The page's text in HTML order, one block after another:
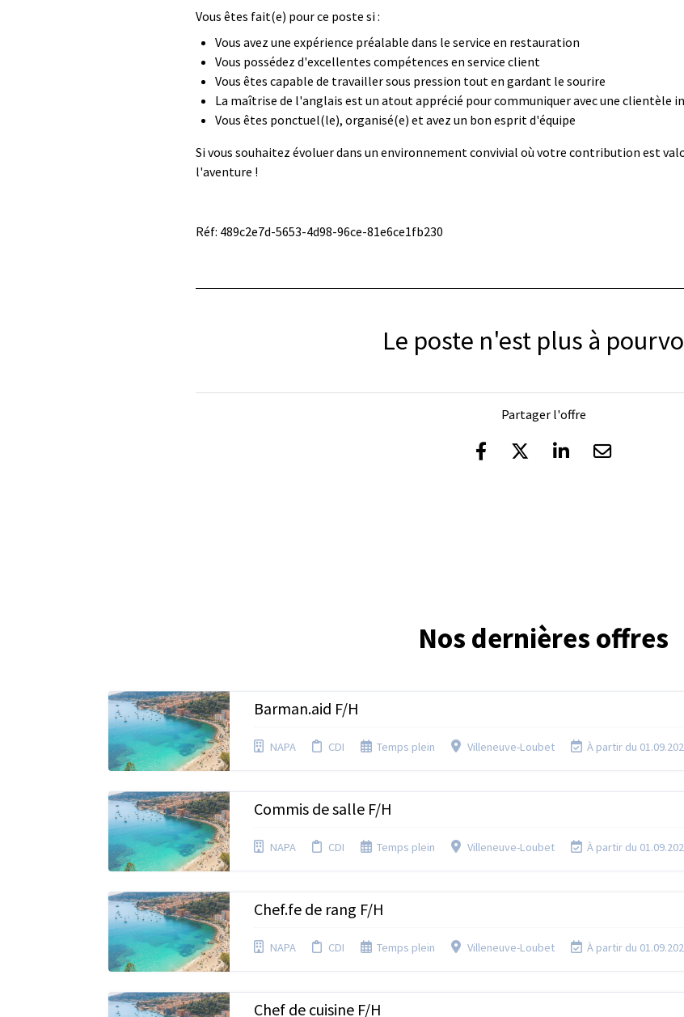
Vous êtes fait(e) pour ce poste si :
Vous avez une expérience préalable dans le service en restauration
Vous possédez d'excellentes compétences en service client
Vous êtes capable de travailler sous pression tout en gardant le sourire
La maîtrise de l'anglais est un atout apprécié pour communiquer avec une clientèle
Vous êtes ponctuel(le), organisé(e) et avez un bon esprit d'équipe
Si vous souhaitez évoluer dans un environnement convivial où votre contribution est
l'aventure !
Réf: 489c2e7d-5653-4d98-96ce-81e6ce1fb230
Le poste n'est plus à
Partager l'offre
Nos dernières offres
Barman.aid F/H
NAPA CDI Temps plein Villeneuve-Loubet À partir du
Commis de salle F/H
NAPA CDI Temps plein Villeneuve-Loubet À partir du
Chef.fe de rang F/H
NAPA CDI Temps plein Villeneuve-Loubet À partir du
Chef de cuisine F/H